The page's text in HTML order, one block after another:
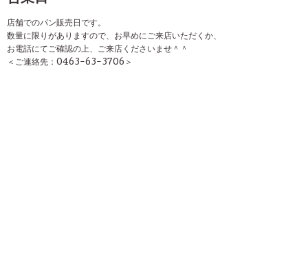
店舗でのパン販売日です。
数量に限りがありますので、お早めにご来店いただくか、
お電話にてご確認の上、ご来店くださいませ＾＾
＜ご連絡先：0463-63-3706＞